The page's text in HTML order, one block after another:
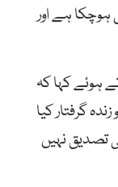
قابض بھی ہوچکا ہے اور
ہوئے کہا کہ
زندہ گرفتار کیا
تصدیق نہیں